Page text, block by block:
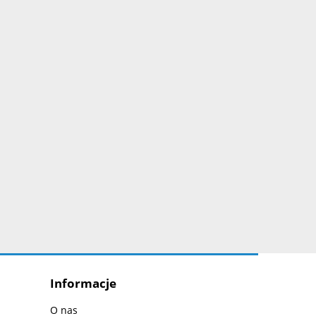
Informacje
O nas